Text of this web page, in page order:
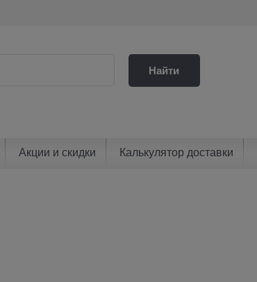
Найти
Акции и скидки Калькулятор доставки